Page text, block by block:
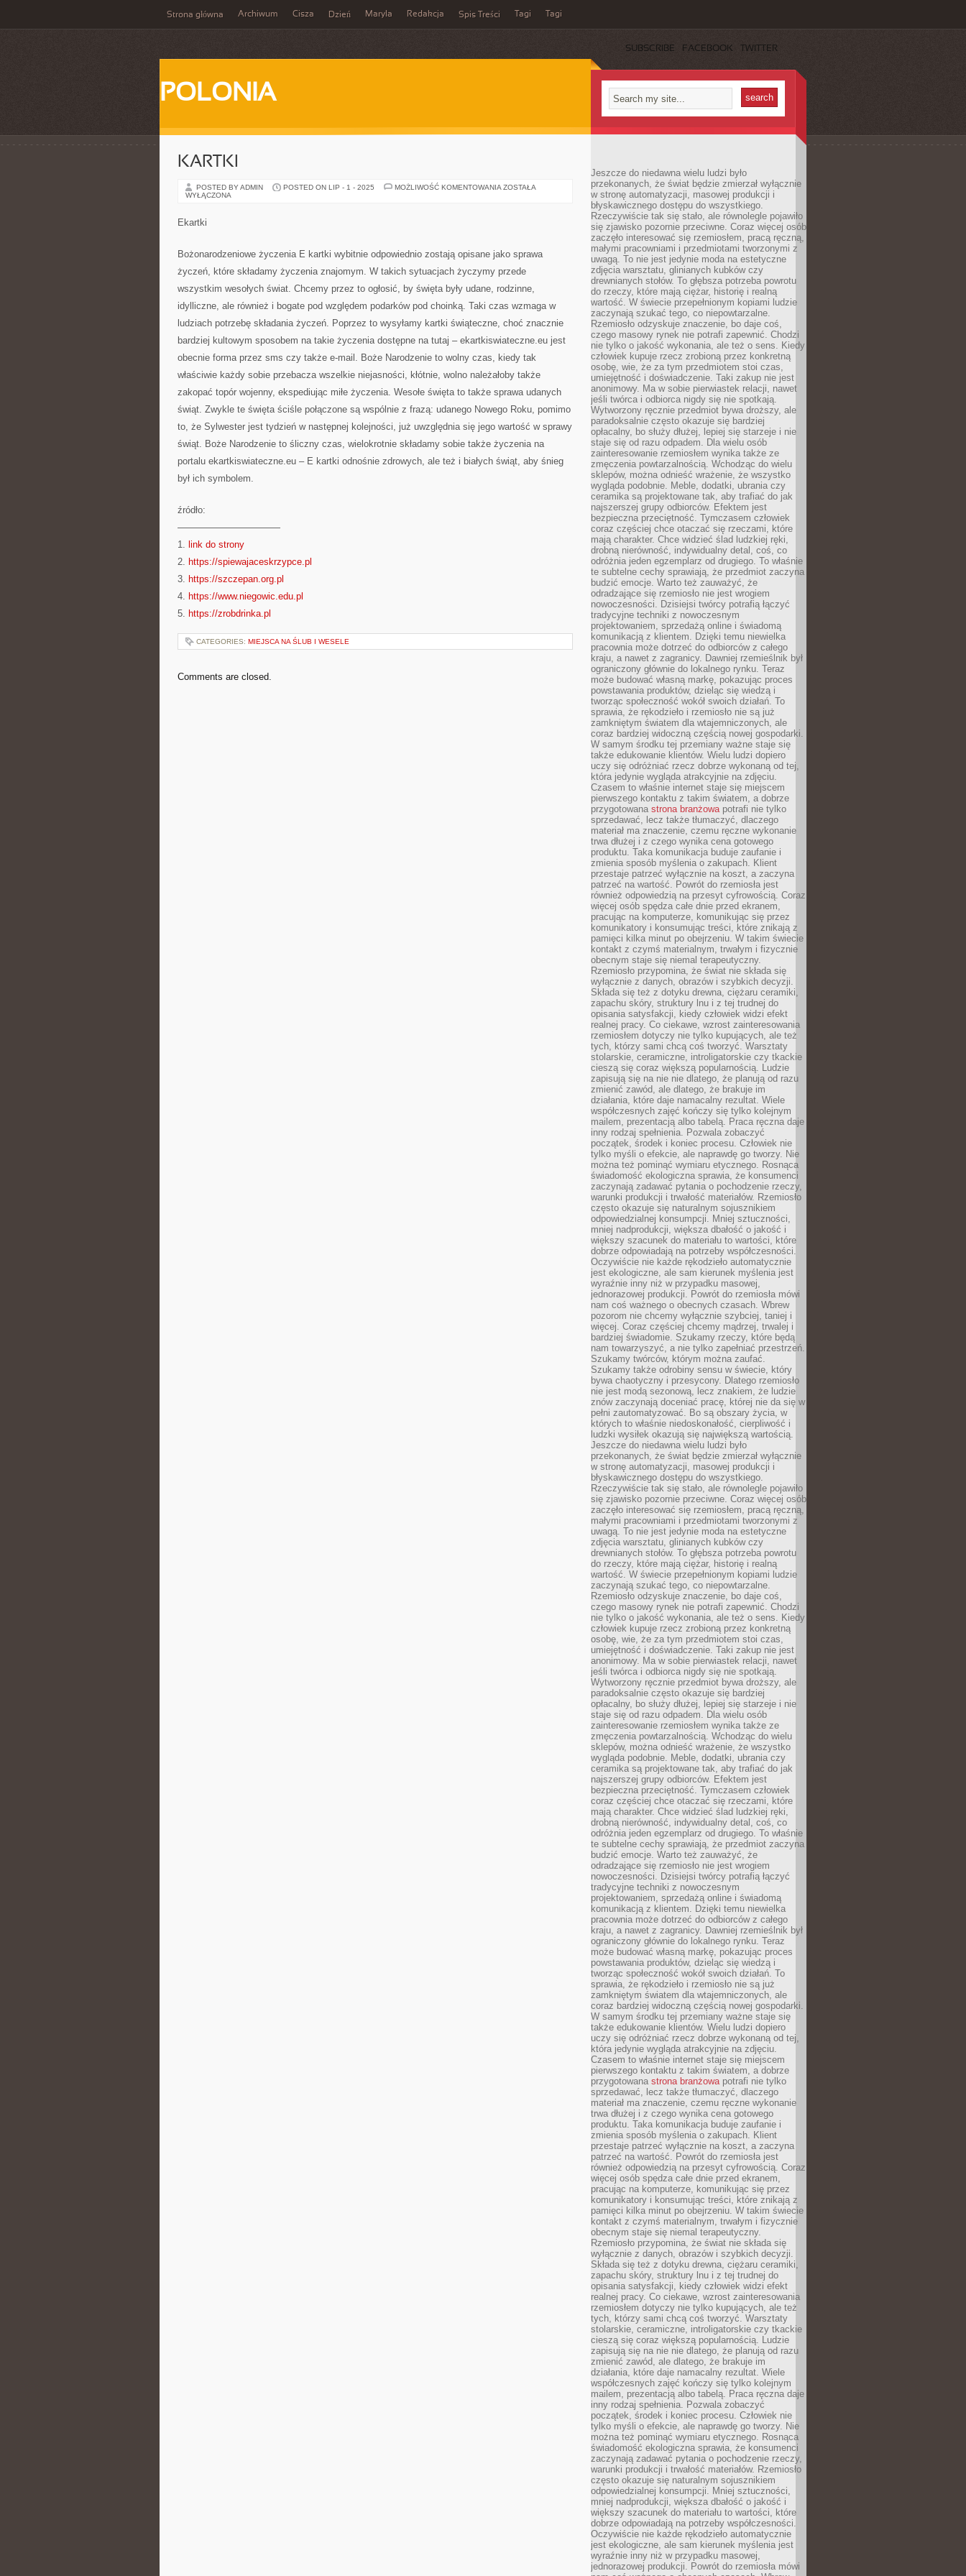
Strona główna Archiwum Cisza Dzień Maryla Redakcja Spis Treści Tagi Tagi
SUBSCRIBE FACEBOOK TWITTER
POLONIA
KARTKI
POSTED BY ADMIN POSTED ON LIP - 1 - 2025 MOŻLIWOŚĆ KOMENTOWANIA KARTKI
ZOSTAŁA
WYŁĄCZONA
Ekartki
Bożonarodzeniowe życzenia E kartki wybitnie odpowiednio zostają opisane jako sprawa
życzeń, które składamy życzenia znajomym. W takich sytuacjach życzymy przede
wszystkim wesołych świat. Chcemy przez to ogłosić, by święta były udane, rodzinne,
idylliczne, ale również i bogate pod względem podarków pod choinką. Taki czas wzmaga w
ludziach potrzebę składania życzeń. Poprzez to wysyłamy kartki świąteczne, choć znacznie
bardziej kultowym sposobem na takie życzenia dostępne na tutaj – ekartkiswiateczne.eu jest
obecnie forma przez sms czy także e-mail. Boże Narodzenie to wolny czas, kiedy tak
właściwie każdy sobie przebacza wszelkie niejasności, kłótnie, wolno należałoby także
zakopać topór wojenny, ekspediując miłe życzenia. Wesołe święta to także sprawa udanych
świąt. Zwykle te święta ściśle połączone są wspólnie z frazą: udanego Nowego Roku, pomimo
to, że Sylwester jest tydzień w następnej kolejności, już uwzględnia się jego wartość w sprawy
świąt. Boże Narodzenie to śliczny czas, wielokrotnie składamy sobie także życzenia na
portalu ekartkiswiateczne.eu – E kartki odnośnie zdrowych, ale też i białych świąt, aby śnieg
był ich symbolem.
źródło:
———————————
1. link do strony
2. https://spiewajaceskrzypce.pl
3. https://szczepan.org.pl
4. https://www.niegowic.edu.pl
5. https://zrobdrinka.pl
CATEGORIES: MIEJSCA NA ŚLUB I WESELE
Comments are closed.
Jeszcze do niedawna wielu ludzi było
przekonanych, że świat będzie zmierzał wyłącznie
w stronę automatyzacji, masowej produkcji i
błyskawicznego dostępu do wszystkiego.
Rzeczywiście tak się stało, ale równolegle pojawiło
się zjawisko pozornie przeciwne. Coraz więcej osób
zaczęło interesować się rzemiosłem, pracą ręczną,
małymi pracowniami i przedmiotami tworzonymi z
uwagą. To nie jest jedynie moda na estetyczne
zdjęcia warsztatu, glinianych kubków czy
drewnianych stołów. To głębsza potrzeba powrotu
do rzeczy, które mają ciężar, historię i realną
wartość. W świecie przepełnionym kopiami ludzie
zaczynają szukać tego, co niepowtarzalne.
Rzemiosło odzyskuje znaczenie, bo daje coś,
czego masowy rynek nie potrafi zapewnić. Chodzi
nie tylko o jakość wykonania, ale też o sens. Kiedy
człowiek kupuje rzecz zrobioną przez konkretną
osobę, wie, że za tym przedmiotem stoi czas,
umiejętność i doświadczenie. Taki zakup nie jest
anonimowy. Ma w sobie pierwiastek relacji, nawet
jeśli twórca i odbiorca nigdy się nie spotkają.
Wytworzony ręcznie przedmiot bywa droższy, ale
paradoksalnie często okazuje się bardziej
opłacalny, bo służy dłużej, lepiej się starzeje i nie
staje się od razu odpadem. Dla wielu osób
zainteresowanie rzemiosłem wynika także ze
zmęczenia powtarzalnością. Wchodząc do wielu
sklepów, można odnieść wrażenie, że wszystko
wygląda podobnie. Meble, dodatki, ubrania czy
ceramika są projektowane tak, aby trafiać do jak
najszerszej grupy odbiorców. Efektem jest
bezpieczna przeciętność. Tymczasem człowiek
coraz częściej chce otaczać się rzeczami, które
mają charakter. Chce widzieć ślad ludzkiej ręki,
drobną nierówność, indywidualny detal, coś, co
odróżnia jeden egzemplarz od drugiego. To właśnie
te subtelne cechy sprawiają, że przedmiot zaczyna
budzić emocje. Warto też zauważyć, że
odradzające się rzemiosło nie jest wrogiem
nowoczesności. Dzisiejsi twórcy potrafią łączyć
tradycyjne techniki z nowoczesnym
projektowaniem, sprzedażą online i świadomą
komunikacją z klientem. Dzięki temu niewielka
pracownia może dotrzeć do odbiorców z całego
kraju, a nawet z zagranicy. Dawniej rzemieślnik był
ograniczony głównie do lokalnego rynku. Teraz
może budować własną markę, pokazując proces
powstawania produktów, dzieląc się wiedzą i
tworząc społeczność wokół swoich działań. To
sprawia, że rękodzieło i rzemiosło nie są już
zamkniętym światem dla wtajemniczonych, ale
coraz bardziej widoczną częścią nowej gospodarki.
W samym środku tej przemiany ważne staje się
także edukowanie klientów. Wielu ludzi dopiero
uczy się odróżniać rzecz dobrze wykonaną od tej,
która jedynie wygląda atrakcyjnie na zdjęciu.
Czasem to właśnie internet staje się miejscem
pierwszego kontaktu z takim światem, a dobrze
przygotowana strona branżowapotrafi nie tylko
sprzedawać, lecz także tłumaczyć, dlaczego
materiał ma znaczenie, czemu ręczne wykonanie
trwa dłużej i z czego wynika cena gotowego
produktu. Taka komunikacja buduje zaufanie i
zmienia sposób myślenia o zakupach. Klient
przestaje patrzeć wyłącznie na koszt, a zaczyna
patrzeć na wartość. Powrót do rzemiosła jest
również odpowiedzią na przesyt cyfrowością. Coraz
więcej osób spędza całe dnie przed ekranem,
pracując na komputerze, komunikując się przez
komunikatory i konsumując treści, które znikają z
pamięci kilka minut po obejrzeniu. W takim świecie
kontakt z czymś materialnym, trwałym i fizycznie
obecnym staje się niemal terapeutyczny.
Rzemiosło przypomina, że świat nie składa się
wyłącznie z danych, obrazów i szybkich decyzji.
Składa się też z dotyku drewna, ciężaru ceramiki,
zapachu skóry, struktury lnu i z tej trudnej do
opisania satysfakcji, kiedy człowiek widzi efekt
realnej pracy. Co ciekawe, wzrost zainteresowania
rzemiosłem dotyczy nie tylko kupujących, ale też
tych, którzy sami chcą coś tworzyć. Warsztaty
stolarskie, ceramiczne, introligatorskie czy tkackie
cieszą się coraz większą popularnością. Ludzie
zapisują się na nie nie dlatego, że planują od razu
zmienić zawód, ale dlatego, że brakuje im
działania, które daje namacalny rezultat. Wiele
współczesnych zajęć kończy się tylko kolejnym
mailem, prezentacją albo tabelą. Praca ręczna daje
inny rodzaj spełnienia. Pozwala zobaczyć
początek, środek i koniec procesu. Człowiek nie
tylko myśli o efekcie, ale naprawdę go tworzy. Nie
można też pominąć wymiaru etycznego. Rosnąca
świadomość ekologiczna sprawia, że konsumenci
zaczynają zadawać pytania o pochodzenie rzeczy,
warunki produkcji i trwałość materiałów. Rzemiosło
często okazuje się naturalnym sojusznikiem
odpowiedzialnej konsumpcji. Mniej sztuczności,
mniej nadprodukcji, większa dbałość o jakość i
większy szacunek do materiału to wartości, które
dobrze odpowiadają na potrzeby współczesności.
Oczywiście nie każde rękodzieło automatycznie
jest ekologiczne, ale sam kierunek myślenia jest
wyraźnie inny niż w przypadku masowej,
jednorazowej produkcji. Powrót do rzemiosła mówi
nam coś ważnego o obecnych czasach. Wbrew
pozorom nie chcemy wyłącznie szybciej, taniej i
więcej. Coraz częściej chcemy mądrzej, trwalej i
bardziej świadomie. Szukamy rzeczy, które będą
nam towarzyszyć, a nie tylko zapełniać przestrzeń.
Szukamy twórców, którym można zaufać.
Szukamy także odrobiny sensu w świecie, który
bywa chaotyczny i przesycony. Dlatego rzemiosło
nie jest modą sezonową, lecz znakiem, że ludzie
znów zaczynają doceniać pracę, której nie da się w
pełni zautomatyzować. Bo są obszary życia, w
których to właśnie niedoskonałość, cierpliwość i
ludzki wysiłek okazują się największą wartością.
Jeszcze do niedawna wielu ludzi było
przekonanych, że świat będzie zmierzał wyłącznie
w stronę automatyzacji, masowej produkcji i
błyskawicznego dostępu do wszystkiego.
Rzeczywiście tak się stało, ale równolegle pojawiło
się zjawisko pozornie przeciwne. Coraz więcej osób
zaczęło interesować się rzemiosłem, pracą ręczną,
małymi pracowniami i przedmiotami tworzonymi z
uwagą. To nie jest jedynie moda na estetyczne
zdjęcia warsztatu, glinianych kubków czy
drewnianych stołów. To głębsza potrzeba powrotu
do rzeczy, które mają ciężar, historię i realną
wartość. W świecie przepełnionym kopiami ludzie
zaczynają szukać tego, co niepowtarzalne.
Rzemiosło odzyskuje znaczenie, bo daje coś,
czego masowy rynek nie potrafi zapewnić. Chodzi
nie tylko o jakość wykonania, ale też o sens. Kiedy
człowiek kupuje rzecz zrobioną przez konkretną
osobę, wie, że za tym przedmiotem stoi czas,
umiejętność i doświadczenie. Taki zakup nie jest
anonimowy. Ma w sobie pierwiastek relacji, nawet
jeśli twórca i odbiorca nigdy się nie spotkają.
Wytworzony ręcznie przedmiot bywa droższy, ale
paradoksalnie często okazuje się bardziej
opłacalny, bo służy dłużej, lepiej się starzeje i nie
staje się od razu odpadem. Dla wielu osób
zainteresowanie rzemiosłem wynika także ze
zmęczenia powtarzalnością. Wchodząc do wielu
sklepów, można odnieść wrażenie, że wszystko
wygląda podobnie. Meble, dodatki, ubrania czy
ceramika są projektowane tak, aby trafiać do jak
najszerszej grupy odbiorców. Efektem jest
bezpieczna przeciętność. Tymczasem człowiek
coraz częściej chce otaczać się rzeczami, które
mają charakter. Chce widzieć ślad ludzkiej ręki,
drobną nierówność, indywidualny detal, coś, co
odróżnia jeden egzemplarz od drugiego. To właśnie
te subtelne cechy sprawiają, że przedmiot zaczyna
budzić emocje. Warto też zauważyć, że
odradzające się rzemiosło nie jest wrogiem
nowoczesności. Dzisiejsi twórcy potrafią łączyć
tradycyjne techniki z nowoczesnym
projektowaniem, sprzedażą online i świadomą
komunikacją z klientem. Dzięki temu niewielka
pracownia może dotrzeć do odbiorców z całego
kraju, a nawet z zagranicy. Dawniej rzemieślnik był
ograniczony głównie do lokalnego rynku. Teraz
może budować własną markę, pokazując proces
powstawania produktów, dzieląc się wiedzą i
tworząc społeczność wokół swoich działań. To
sprawia, że rękodzieło i rzemiosło nie są już
zamkniętym światem dla wtajemniczonych, ale
coraz bardziej widoczną częścią nowej gospodarki.
W samym środku tej przemiany ważne staje się
także edukowanie klientów. Wielu ludzi dopiero
uczy się odróżniać rzecz dobrze wykonaną od tej,
która jedynie wygląda atrakcyjnie na zdjęciu.
Czasem to właśnie internet staje się miejscem
pierwszego kontaktu z takim światem, a dobrze
przygotowana strona branżowapotrafi nie tylko
sprzedawać, lecz także tłumaczyć, dlaczego
materiał ma znaczenie, czemu ręczne wykonanie
trwa dłużej i z czego wynika cena gotowego
produktu. Taka komunikacja buduje zaufanie i
zmienia sposób myślenia o zakupach. Klient
przestaje patrzeć wyłącznie na koszt, a zaczyna
patrzeć na wartość. Powrót do rzemiosła jest
również odpowiedzią na przesyt cyfrowością. Coraz
więcej osób spędza całe dnie przed ekranem,
pracując na komputerze, komunikując się przez
komunikatory i konsumując treści, które znikają z
pamięci kilka minut po obejrzeniu. W takim świecie
kontakt z czymś materialnym, trwałym i fizycznie
obecnym staje się niemal terapeutyczny.
Rzemiosło przypomina, że świat nie składa się
wyłącznie z danych, obrazów i szybkich decyzji.
Składa się też z dotyku drewna, ciężaru ceramiki,
zapachu skóry, struktury lnu i z tej trudnej do
opisania satysfakcji, kiedy człowiek widzi efekt
realnej pracy. Co ciekawe, wzrost zainteresowania
rzemiosłem dotyczy nie tylko kupujących, ale też
tych, którzy sami chcą coś tworzyć. Warsztaty
stolarskie, ceramiczne, introligatorskie czy tkackie
cieszą się coraz większą popularnością. Ludzie
zapisują się na nie nie dlatego, że planują od razu
zmienić zawód, ale dlatego, że brakuje im
działania, które daje namacalny rezultat. Wiele
współczesnych zajęć kończy się tylko kolejnym
mailem, prezentacją albo tabelą. Praca ręczna daje
inny rodzaj spełnienia. Pozwala zobaczyć
początek, środek i koniec procesu. Człowiek nie
tylko myśli o efekcie, ale naprawdę go tworzy. Nie
można też pominąć wymiaru etycznego. Rosnąca
świadomość ekologiczna sprawia, że konsumenci
zaczynają zadawać pytania o pochodzenie rzeczy,
warunki produkcji i trwałość materiałów. Rzemiosło
często okazuje się naturalnym sojusznikiem
odpowiedzialnej konsumpcji. Mniej sztuczności,
mniej nadprodukcji, większa dbałość o jakość i
większy szacunek do materiału to wartości, które
dobrze odpowiadają na potrzeby współczesności.
Oczywiście nie każde rękodzieło automatycznie
jest ekologiczne, ale sam kierunek myślenia jest
wyraźnie inny niż w przypadku masowej,
jednorazowej produkcji. Powrót do rzemiosła mówi